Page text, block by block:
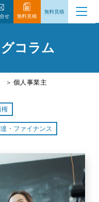
せ 無料見積
無料見積
コラム
個人事業主
権
・ファイナンス